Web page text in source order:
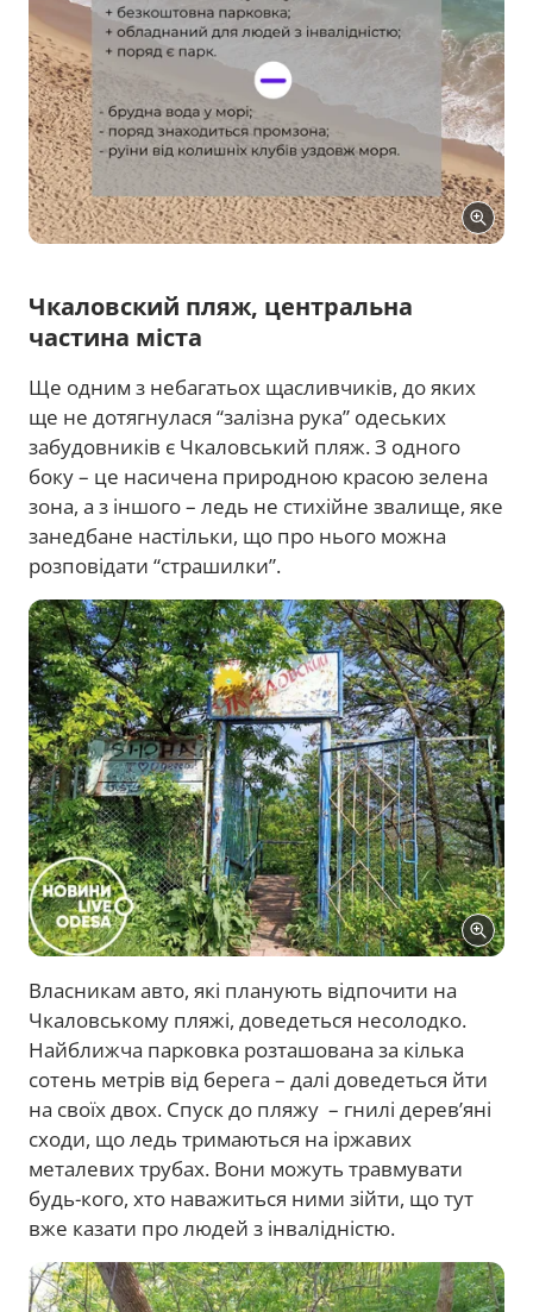
Чкаловский пляж, центральна
частина міста
Ще одним з небагатьох щасливчиків, до яких
ще не дотягнулася “залізна рука” одеських
забудовників є Чкаловський пляж. З одного
боку – це насичена природною красою зелена
зона, а з іншого – ледь не стихійне звалище, яке
занедбане настільки, що про нього можна
розповідати “страшилки”.
Власникам авто, які планують відпочити на
Чкаловському пляжі, доведеться несолодко.
Найближча парковка розташована за кілька
сотень метрів від берега – далі доведеться йти
на своїх двох. Спуск до пляжу – гнилі дерев’яні
сходи, що ледь тримаються на іржавих
металевих трубах. Вони можуть травмувати
будь-кого, хто наважиться ними зійти, що тут
вже казати про людей з інвалідністю.